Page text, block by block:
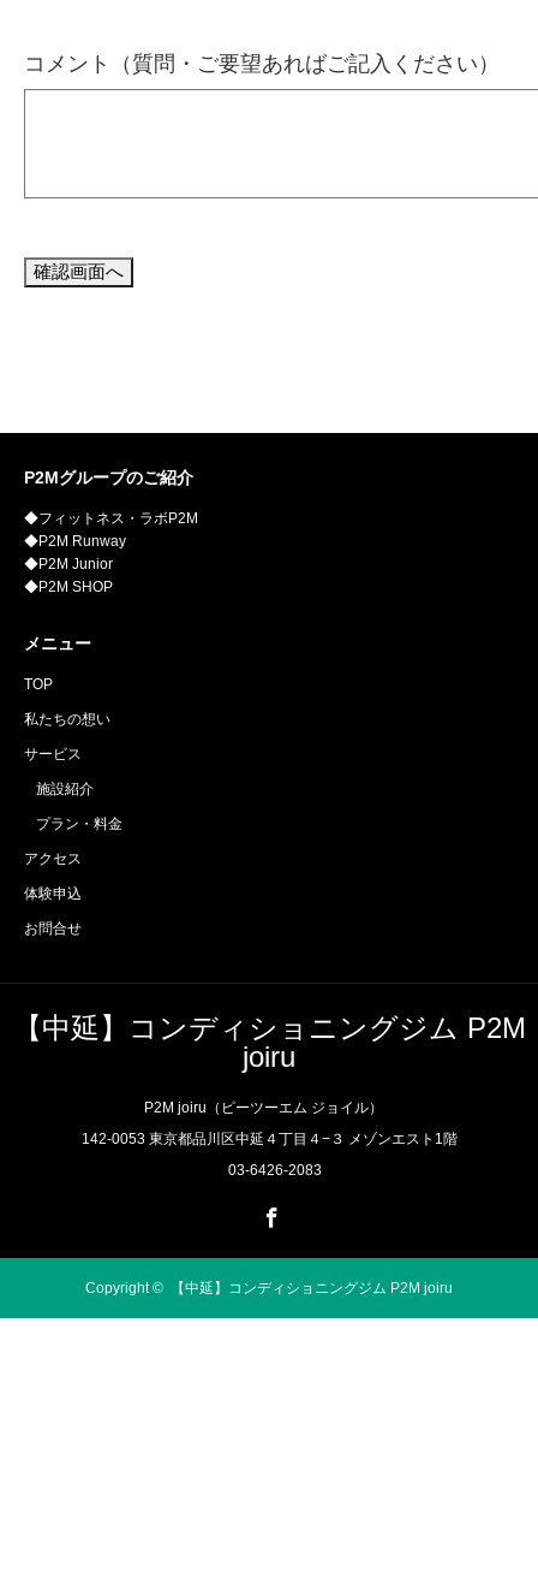
コメント（質問・ご要望あればご記入ください）
P2Mグループのご紹介
◆フィットネス・ラボP2M
◆P2M Runway
◆P2M Junior
◆P2M SHOP
メニュー
TOP
私たちの想い
サービス
施設紹介
プラン・料金
アクセス
体験申込
お問合せ
【中延】コンディショニングジム P2M
joiru
P2M joiru（ピーツーエム ジョイル）
142-0053 東京都品川区中延４丁目４−３ メゾンエスト1階
03-6426-2083
Copyright © 【中延】コンディショニングジム P2M joiru